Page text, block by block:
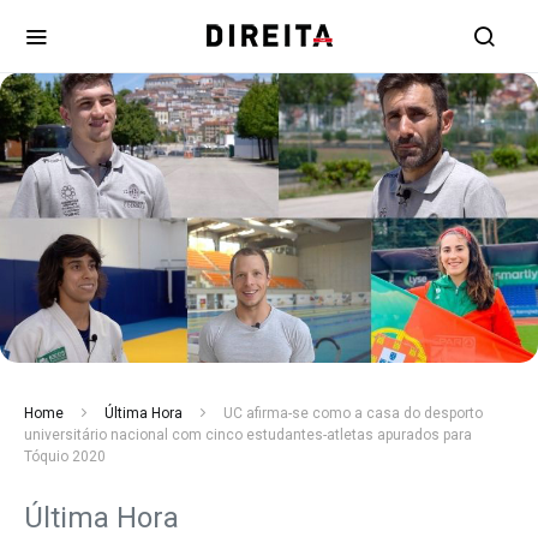
Home Última Hora
UC afirma-se como a casa do desporto
universitário nacional com cinco estudantes-atletas apurados para
Tóquio 2020
Última Hora